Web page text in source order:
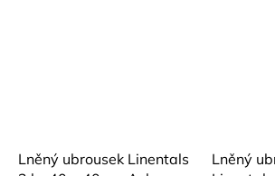
Lněný ubrousek Linentals
Lněný